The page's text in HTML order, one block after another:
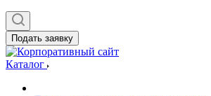
Подать заявку
Каталог